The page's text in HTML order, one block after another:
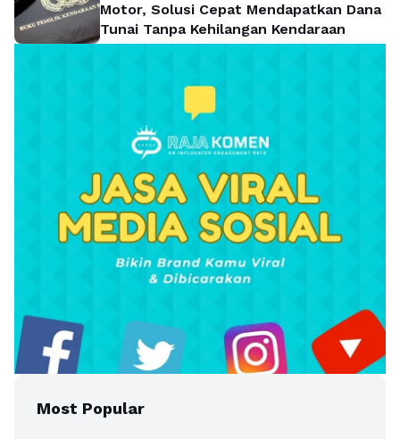
Motor, Solusi Cepat Mendapatkan Dana
Tunai Tanpa Kehilangan Kendaraan
Most Popular